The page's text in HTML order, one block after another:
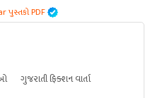
પુસ્તકો PDF
ગુજરાતી ફિક્શન વાર્તા